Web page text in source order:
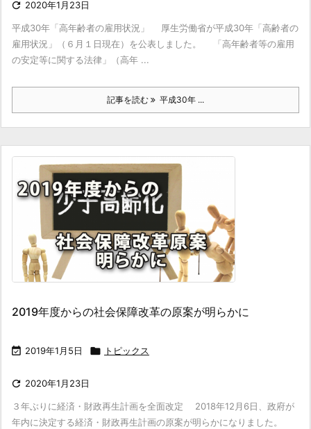
 2020年1月23日
平成30年「高年齢者の雇用状況」 厚生労働省が平成30年「高齢者の
雇用状況」（６月１日現在）を公表しました。 「高年齢者等の雇用
の安定等に関する法律」（高年 ...
記事を読む 平成30年 ...
2019年度からの社会保障改革の原案が明らかに
 2019年1月5日  トピックス
 2020年1月23日
３年ぶりに経済・財政再生計画を全面改定 2018年12月6日、政府が
年内に決定する経済・財政再生計画の原案が明らかになりました。